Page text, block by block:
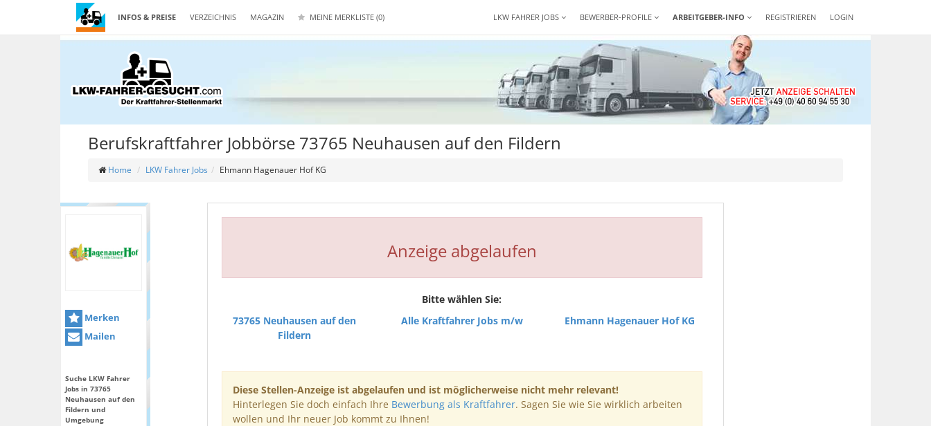
INFOS & PREISE VERZEICHNIS MAGAZIN MEINE MERKLISTE (0) REGISTRIEREN LOGIN
LKW FAHRER JOBS BEWERBER-PROFILE ARBEITGEBER-INFO
Berufskraftfahrer Jobbörse 73765 Neuhausen auf den Fildern
Home LKW Fahrer Jobs Ehmann Hagenauer Hof KG
Merken
Mailen
Suche LKW Fahrer
Jobs in 73765
Neuhausen auf den
Fildern und
Umgebung
Anzeige abgelaufen
Bitte wählen Sie:
73765 Neuhausen auf den
Fildern
Alle Kraftfahrer Jobs m/w Ehmann Hagenauer Hof KG
Diese Stellen-Anzeige ist abgelaufen und ist möglicherweise nicht mehr relevant!
Hinterlegen Sie doch einfach Ihre Bewerbung als Kraftfahrer. Sagen Sie wie Sie wirklich arbeiten
wollen und Ihr neuer Job kommt zu Ihnen!